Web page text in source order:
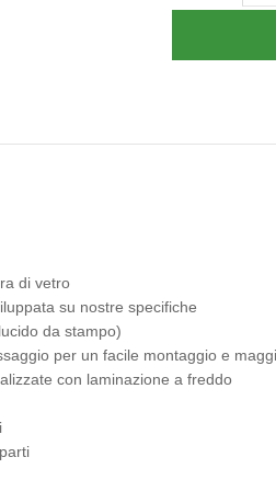
di vetro
su nostre specifiche
da stampo)
per un facile montaggio e
con laminazione a freddo